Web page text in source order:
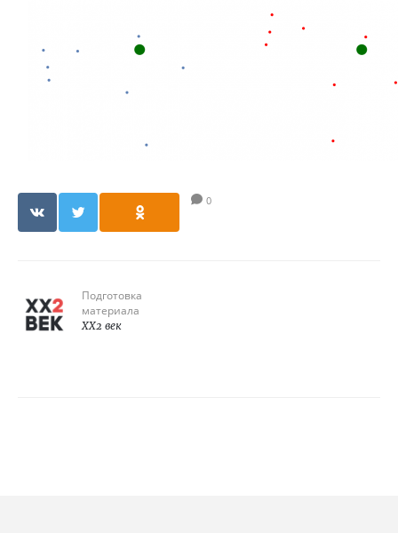
0
Подготовка
материала
XX2 век